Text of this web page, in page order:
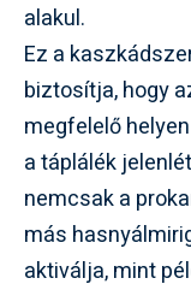
alakul.
Ez a
biztosítja, hogy
megfelelő
a táplálék
nemcsak a
más
aktiválja, mint